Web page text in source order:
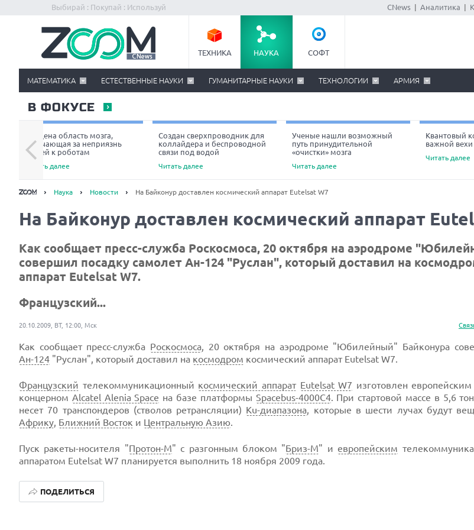
Выбирай : Покупай : Используй CNews Аналитика
ТЕХНИКА НАУКА СОФТ
МАТЕМАТИКА ЕСТЕСТВЕННЫЕ НАУКИ ГУМАНИТАРНЫЕ НАУКИ ТЕХНОЛОГИИ АРМИЯ
В ФОКУСЕ
Найдена область мозга,
отвечающая за неприязнь
людей к роботам
Читать далее
Создан сверхпроводник для
коллайдера и беспроводной
связи под водой
Читать далее
Ученые нашли возможный
путь принудительной
«очистки» мозга
Читать далее
Квантовый
важной
Читать далее
Наука Новости На Байконур доставлен космический аппарат Eutelsat W7
На Байконур доставлен космический аппарат
Как сообщает пресс-служба Роскосмоса, 20 октября на аэродроме
совершил посадку самолет Ан-124 "Руслан", который доставил на
аппарат Eutelsat W7.
Французский...
20.10.2009, ВТ, 12:00, Мск
Как сообщает пресс-служба Роскосмоса, 20 октября на аэродроме "Юбилейный" Байконура
Ан-124 "Руслан", который доставил на космодром космический аппарат Eutelsat W7.
Французский телекоммуникационный космический аппарат Eutelsat W7 изготовлен
концерном Alcatel Alenia Space на базе платформы Spacebus-4000C4. При стартовой массе в 5,6
несет 70 транспондеров (стволов ретрансляции) Ku-диапазона, которые в шести лучах будут
Африку, Ближний Восток и Центральную Азию.
Пуск ракеты-носителя "Протон-М" с разгонным блоком "Бриз-М" и европейским
аппаратом Eutelsat W7 планируется выполнить 18 ноября 2009 года.
ПОДЕЛИТЬСЯ